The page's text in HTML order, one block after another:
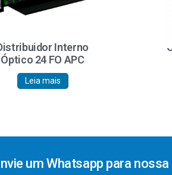
Interno
Óptico 24 FO APC
Leia mais
um Whatsapp para